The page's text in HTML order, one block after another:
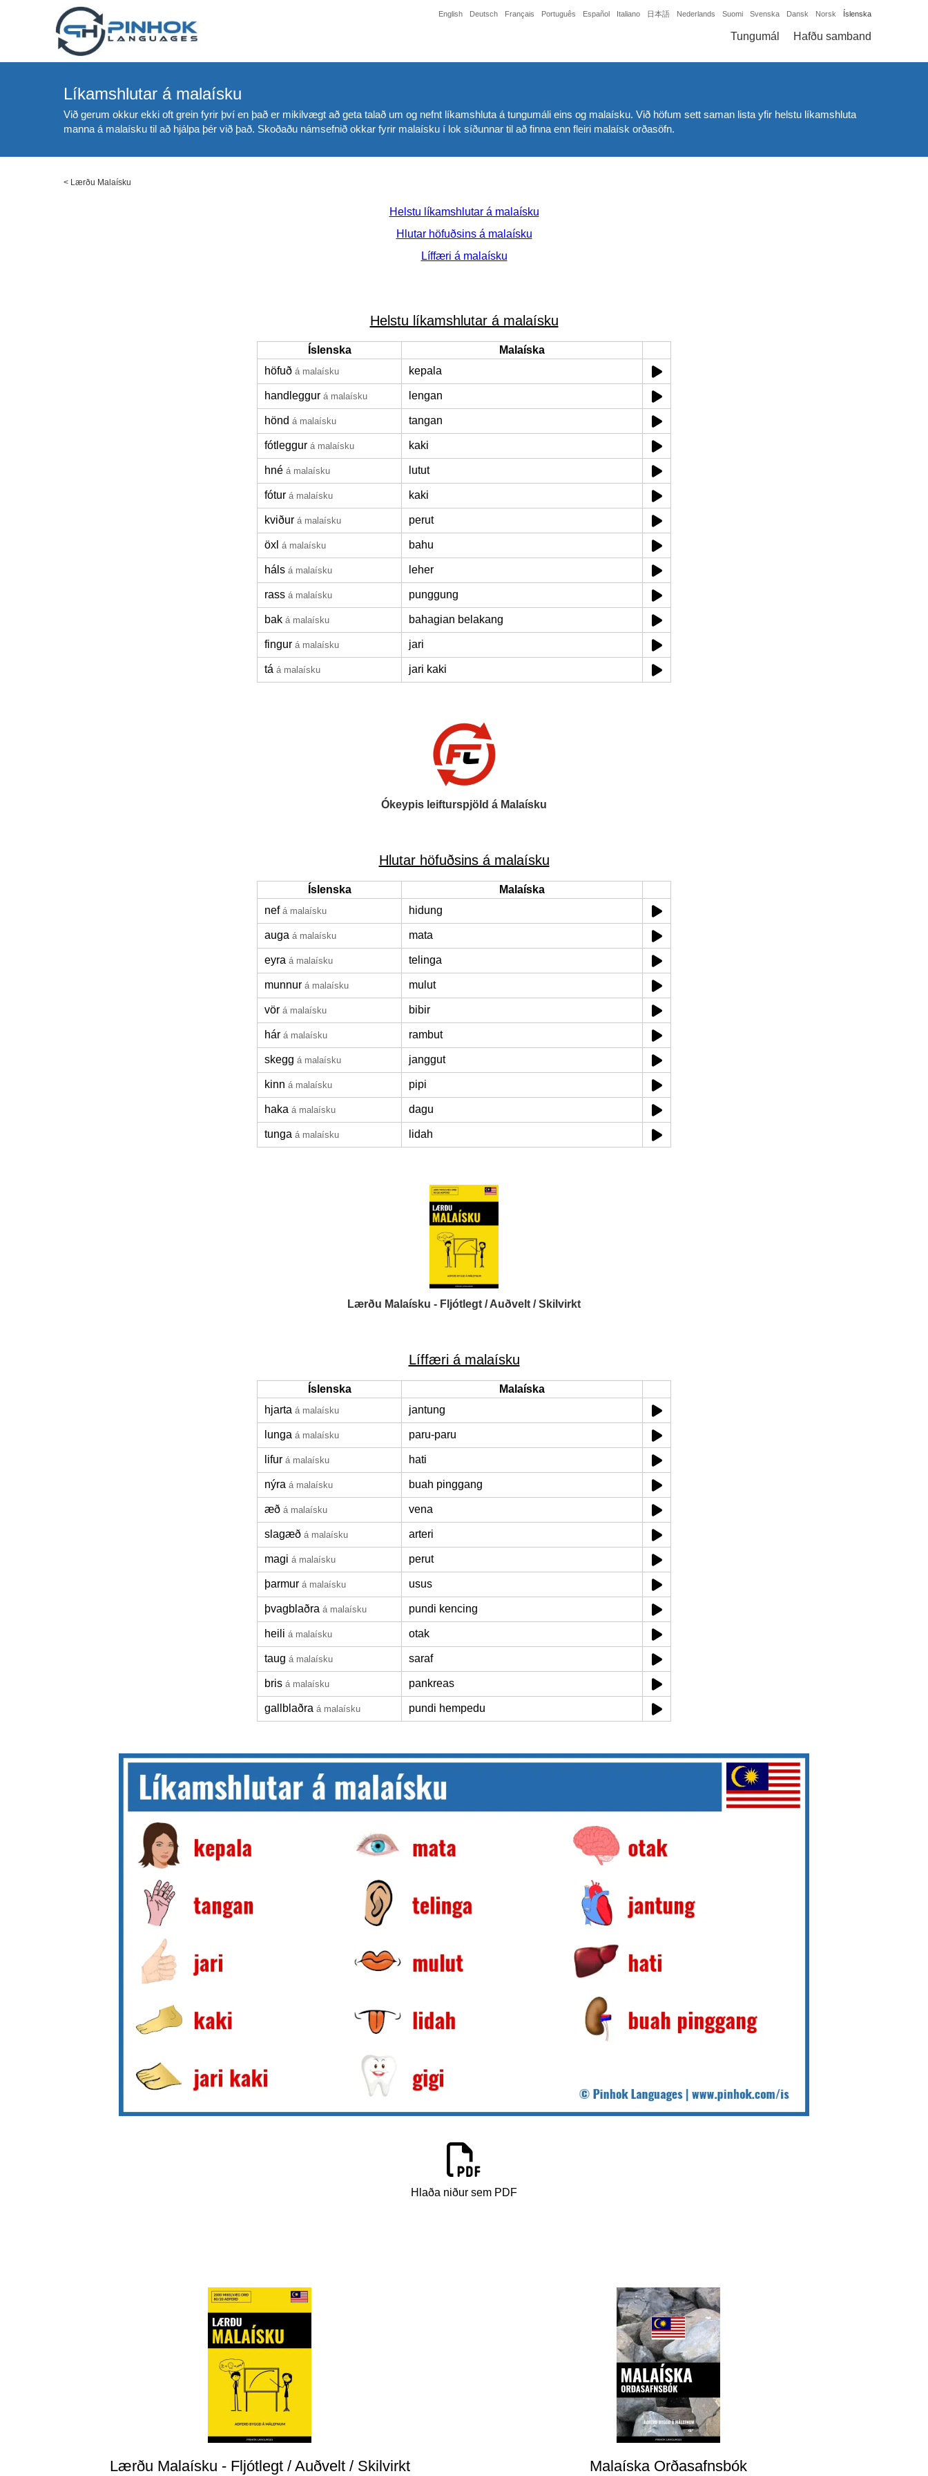
English Deutsch Français Português Español Italiano 日本語 Nederlands Suomi Svenska Dansk Norsk Íslenska
Tungumál Hafðu samband
Líkamshlutar á malaísku
Við gerum okkur ekki oft grein fyrir því en það er mikilvægt að geta talað um og nefnt líkamshluta á tungumáli eins og malaísku. Við höfum sett saman lista yfir helstu líkamshluta
manna á malaísku til að hjálpa þér við það. Skoðaðu námsefnið okkar fyrir malaísku í lok síðunnar til að finna enn fleiri malaísk orðasöfn.
< Lærðu Malaísku
Helstu líkamshlutar á malaísku
Hlutar höfuðsins á malaísku
Líffæri á malaísku
Helstu líkamshlutar á malaísku
Íslenska
Malaíska
höfuð á malaísku kepala
handleggur á malaísku lengan
hönd á malaísku tangan
fótleggur á malaísku kaki
hné á malaísku lutut
fótur á malaísku kaki
kviður á malaísku perut
öxl á malaísku bahu
háls á malaísku leher
rass á malaísku punggung
bak á malaísku bahagian belakang
fingur á malaísku jari
tá á malaísku jari kaki
Ókeypis leifturspjöld á Malaísku
Hlutar höfuðsins á malaísku
Íslenska
Malaíska
nef á malaísku hidung
auga á malaísku mata
eyra á malaísku telinga
munnur á malaísku mulut
vör á malaísku bibir
hár á malaísku rambut
skegg á malaísku janggut
kinn á malaísku pipi
haka á malaísku dagu
tunga á malaísku lidah
Lærðu Malaísku - Fljótlegt / Auðvelt / Skilvirkt
Líffæri á malaísku
Íslenska
Malaíska
hjarta á malaísku jantung
lunga á malaísku paru-paru
lifur á malaísku hati
nýra á malaísku buah pinggang
æð á malaísku vena
slagæð á malaísku arteri
magi á malaísku perut
þarmur á malaísku usus
þvagblaðra á malaísku pundi kencing
heili á malaísku otak
taug á malaísku saraf
bris á malaísku pankreas
gallblaðra á malaísku pundi hempedu
Hlaða niður sem PDF
Lærðu Malaísku - Fljótlegt / Auðvelt / Skilvirkt Malaíska Orðasafnsbók